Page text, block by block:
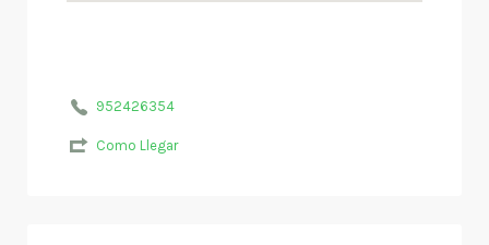
952426354
Como Llegar